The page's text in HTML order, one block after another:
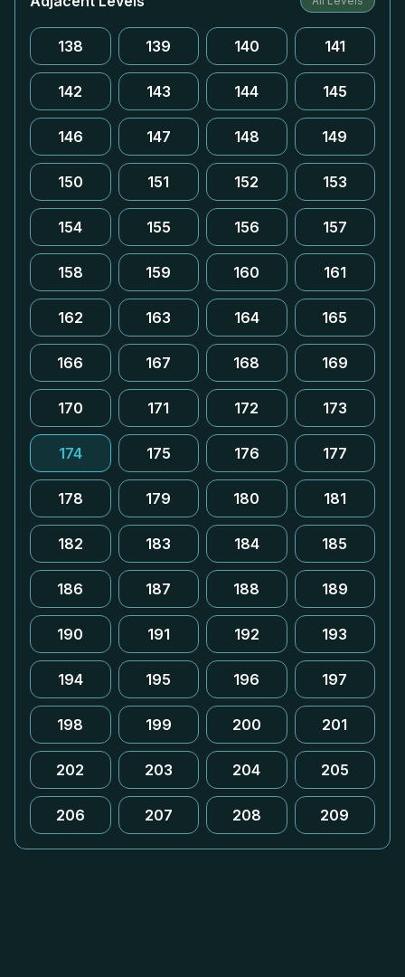
138 139 140 141
142 143 144 145
146 147 148 149
150 151 152 153
154 155 156 157
158 159 160 161
162 163 164 165
166 167 168 169
170 171 172 173
174 175 176 177
178 179 180 181
182 183 184 185
186 187 188 189
190 191 192 193
194 195 196 197
198 199 200 201
202 203 204 205
206 207 208 209